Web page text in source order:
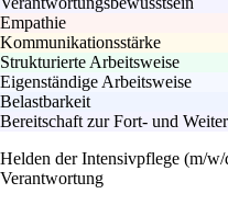
Empathie
Kommunikationsstärke
Strukturierte Arbeitsweise
Eigenständige Arbeitsweise
Belastbarkeit
Bereitschaft zur Fort- und
Helden der Intensivpflege (m/
Verantwortung